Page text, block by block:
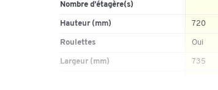
Nombre d’étagère(s)
Hauteur (mm) 720
Roulettes Oui
Largeur (mm) 735